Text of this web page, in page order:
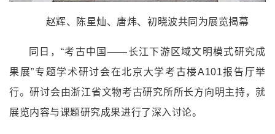
赵辉、陈星灿、唐炜、初晓波共同为展览揭幕
同日，“考古中国 ——长江下游区域文明模式研究成
果展”专题学术研讨会在北京大学考古楼A101报告厅举
行。研讨会由浙江省文物考古研究所所长方向明主持，就
展览内容与课题研究成果进行了深入讨论。